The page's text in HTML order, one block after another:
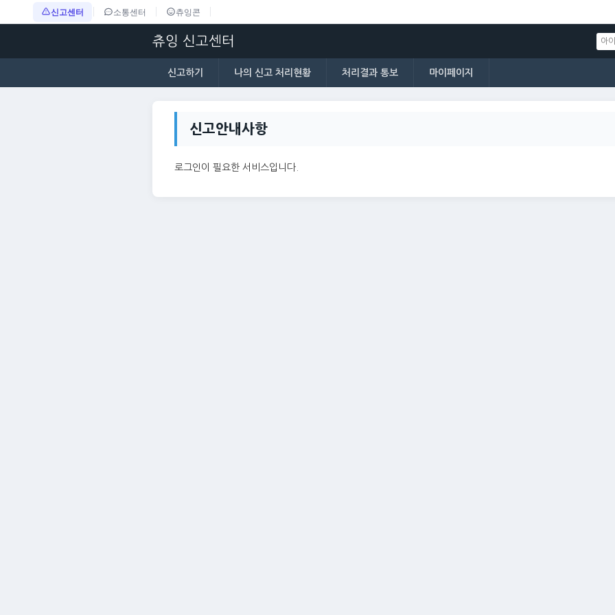
신고센터 소통센터 츄잉콘
츄잉 신고센터
신고하기 나의 신고 처리현황 처리결과 통보 마이페이지
신고안내사항
로그인이 필요한 서비스입니다.